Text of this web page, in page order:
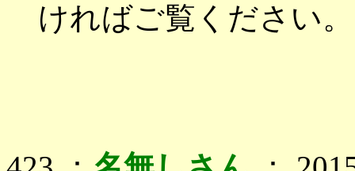
ければご覧ください。